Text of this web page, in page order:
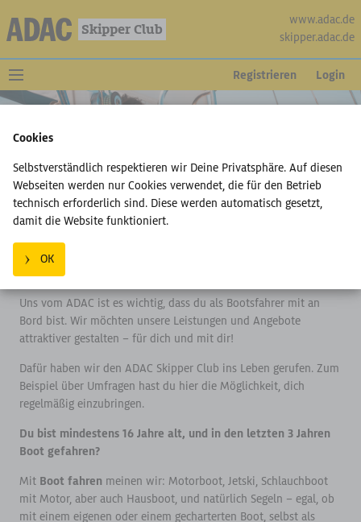
Cookies
Selbstverständlich respektieren wir Deine Privatsphäre. Auf diesen
Webseiten werden nur Cookies verwendet, die für den Betrieb
technisch erforderlich sind. Diese werden automatisch gesetzt,
damit die Website funktioniert.
OK
Skipper Club
www.adac.de
skipper.adac.de
Registrieren Login
Du willst die Zukunft gestalten? Wir
auch!
Uns vom ADAC ist es wichtig, dass du als Bootsfahrer mit an
Bord bist. Wir möchten unsere Leistungen und Angebote
attraktiver gestalten – für dich und mit dir!
Dafür haben wir den ADAC Skipper Club ins Leben gerufen. Zum
Beispiel über Umfragen hast du hier die Möglichkeit, dich
regelmäßig einzubringen.
Du bist mindestens 16 Jahre alt, und in den letzten 3 Jahren
Boot gefahren?
Mit Boot fahren meinen wir: Motorboot, Jetski, Schlauchboot
mit Motor, aber auch Hausboot, und natürlich Segeln – egal, ob
mit einem eigenen oder einem gecharterten Boot, selbst als